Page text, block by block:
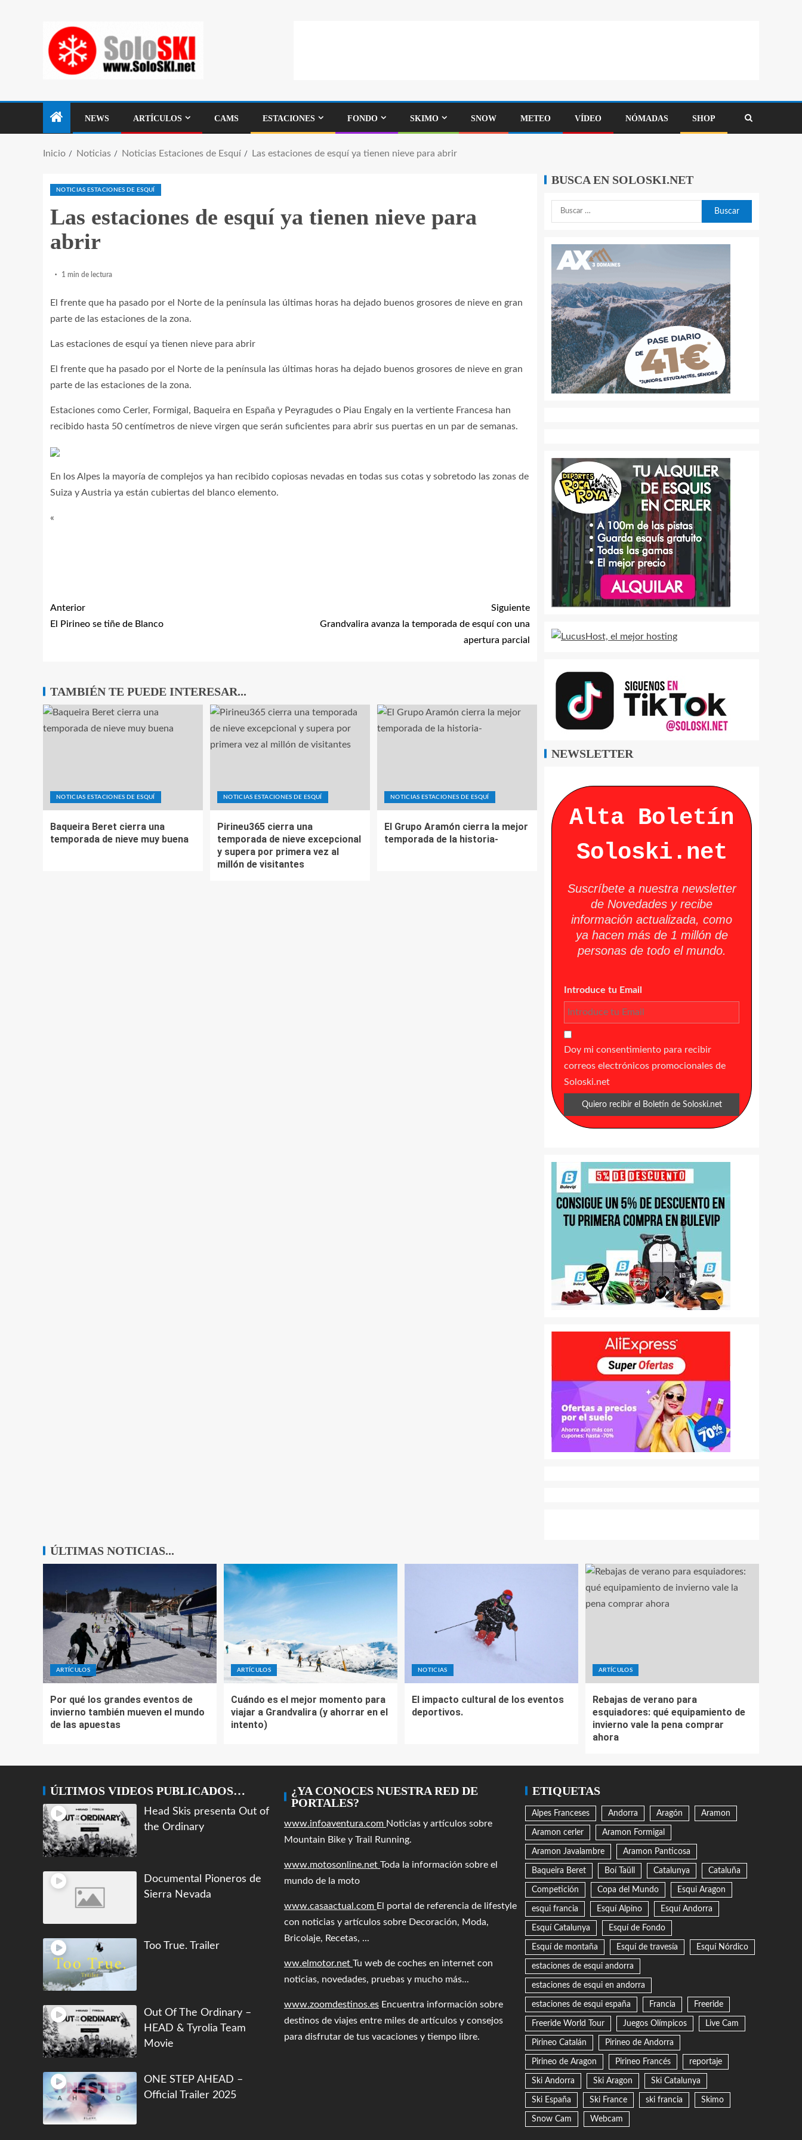
NEWS ARTÍCULOS CAMS ESTACIONES FONDO SKIMO SNOW METEO VÍDEO NÓMADAS SHOP
Inicio Noticias Noticias Estaciones de Esquí Las estaciones de esquí ya tienen nieve para abrir
NOTICIAS ESTACIONES DE ESQUÍ
Las estaciones de esquí ya tienen nieve para
abrir
1 min de lectura
El frente que ha pasado por el Norte de la península las últimas horas ha dejado buenos grosores de nieve en gran
parte de las estaciones de la zona.
Las estaciones de esquí ya tienen nieve para abrir
El frente que ha pasado por el Norte de la península las últimas horas ha dejado buenos grosores de nieve en gran
parte de las estaciones de la zona.
Estaciones como Cerler, Formigal, Baqueira en España y Peyragudes o Piau Engaly en la vertiente Francesa han
recibido hasta 50 centímetros de nieve virgen que serán suficientes para abrir sus puertas en un par de semanas.
En los Alpes la mayoría de complejos ya han recibido copiosas nevadas en todas sus cotas y sobretodo las zonas de
Suiza y Austria ya están cubiertas del blanco elemento.
«
Anterior
El Pirineo se tiñe de Blanco
Siguiente
Grandvalira avanza la temporada de esquí con una
apertura parcial
TAMBIÉN TE PUEDE INTERESAR...
NOTICIAS ESTACIONES DE ESQUÍ
Baqueira Beret cierra una
temporada de nieve muy buena
NOTICIAS ESTACIONES DE ESQUÍ
Pirineu365 cierra una
temporada de nieve excepcional
y supera por primera vez al
millón de visitantes
NOTICIAS ESTACIONES DE ESQUÍ
El Grupo Aramón cierra la mejor
temporada de la historia-
BUSCA EN SOLOSKI.NET
NEWSLETTER
Alta Boletín
Soloski.net
Suscríbete a nuestra newsletter
de Novedades y recibe
información actualizada, como
ya hacen más de 1 millón de
personas de todo el mundo.
Introduce tu Email
Doy mi consentimiento para recibir
correos electrónicos promocionales de
Soloski.net
ÚLTIMAS NOTICIAS...
ARTÍCULOS
Por qué los grandes eventos de
invierno también mueven el mundo
de las apuestas
ARTÍCULOS
Cuándo es el mejor momento para
viajar a Grandvalira (y ahorrar en el
intento)
NOTICIAS
El impacto cultural de los eventos
deportivos.
ARTÍCULOS
Rebajas de verano para
esquiadores: qué equipamiento de
invierno vale la pena comprar
ahora
ÚLTIMOS VIDEOS PUBLICADOS…
Head Skis presenta Out of
the Ordinary
Documental Pioneros de
Sierra Nevada
Too True. Trailer
Out Of The Ordinary –
HEAD & Tyrolia Team
Movie
ONE STEP AHEAD –
Official Trailer 2025
¿YA CONOCES NUESTRA RED DE
PORTALES?
www.infoaventura.com Noticias y artículos sobre
Mountain Bike y Trail Running.
www.motosonline.net Toda la información sobre el
mundo de la moto
www.casaactual.com El portal de referencia de lifestyle
con noticias y artículos sobre Decoración, Moda,
Bricolaje, Recetas, ...
ww.elmotor.net Tu web de coches en internet con
noticias, novedades, pruebas y mucho más...
www.zoomdestinos.es Encuentra información sobre
destinos de viajes entre miles de artículos y consejos
para disfrutar de tus vacaciones y tiempo libre.
ETIQUETAS
Alpes Franceses Andorra Aragón Aramon
Aramon cerler Aramon Formigal
Aramon Javalambre Aramon Panticosa
Baqueira Beret Boí Taüll Catalunya Cataluña
Competición Copa del Mundo Esqui Aragon
esqui francia Esquí Alpino Esquí Andorra
Esquí Catalunya Esquí de Fondo
Esquí de montaña Esquí de travesía Esquí Nórdico
estaciones de esqui andorra
estaciones de esqui en andorra
estaciones de esqui españa Francia Freeride
Freeride World Tour Juegos Olímpicos Live Cam
Pirineo Catalán Pirineo de Andorra
Pirineo de Aragon Pirineo Francés reportaje
Ski Andorra Ski Aragon Ski Catalunya
Ski España Ski France ski francia Skimo
Snow Cam Webcam